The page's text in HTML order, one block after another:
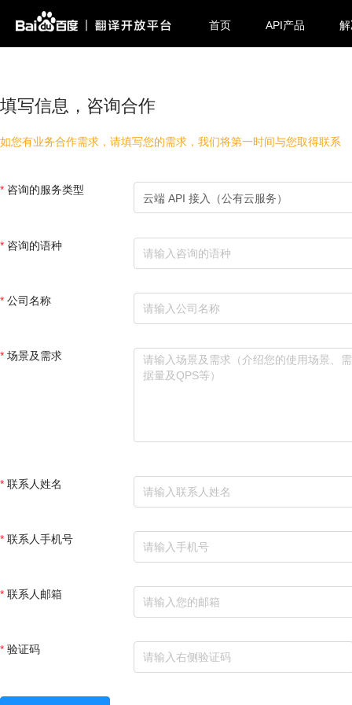
首页 API产品
填写信息，咨询合作
如您有业务合作需求，请填写您的需求，我们将第一时间与您取得联系
咨询的服务类型
云端 API 接入（公有云服务）
咨询的语种
公司名称
场景及需求
联系人姓名
联系人手机号
联系人邮箱
验证码